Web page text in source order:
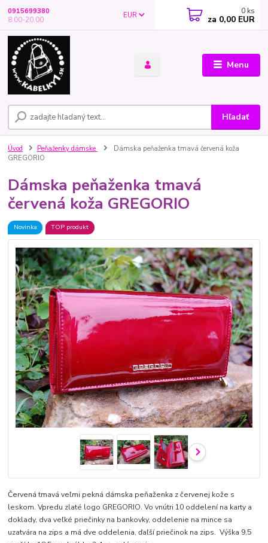
Menu
EUR
Hľadať
0915699380
8.00-20.00
0 ks
za 0,00 EUR
Úvod Peňaženky dámske
Dámska peňaženka tmavá červená koža
GREGORIO
Dámska peňaženka tmavá
červená koža GREGORIO
Novinka TOP produkt
Červená tmavá veľmi pekná dámska peňaženka z červenej kože s
leskom. Vpredu zlaté logo GREGORIO. Vo vnútri 10 oddelení na karty a
doklady, dva veľké priečinky na bankovky, oddelenie na mince sa
uzatvára na zips a má dve oddelenia, ďaľší priečinok na zips. Výška 9,5